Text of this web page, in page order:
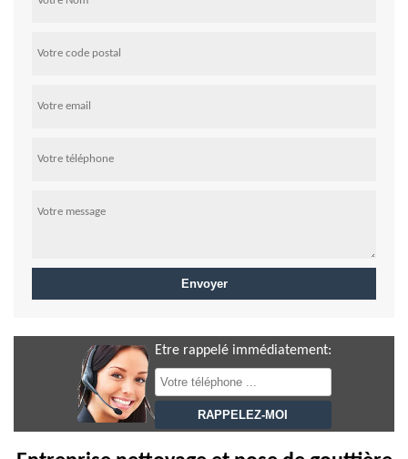
Etre rappelé immédiatement: